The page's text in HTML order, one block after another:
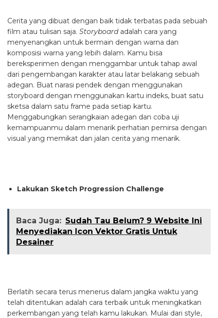
Cerita yang dibuat dengan baik tidak terbatas pada sebuah
film atau tulisan saja. Storyboard adalah cara yang
menyenangkan untuk bermain dengan warna dan
komposisi warna yang lebih dalam. Kamu bisa
bereksperimen dengan menggambar untuk tahap awal
dari pengembangan karakter atau latar belakang sebuah
adegan. Buat narasi pendek dengan menggunakan
storyboard dengan menggunakan kartu indeks, buat satu
sketsa dalam satu frame pada setiap kartu.
Menggabungkan serangkaian adegan dan coba uji
kemampuanmu dalam menarik perhatian pemirsa dengan
visual yang memikat dan jalan cerita yang menarik.
Lakukan Sketch Progression Challenge
Baca Juga: Sudah Tau Belum? 9 Website Ini
Menyediakan Icon Vektor Gratis Untuk
Desainer
Berlatih secara terus menerus dalam jangka waktu yang
telah ditentukan adalah cara terbaik untuk meningkatkan
perkembangan yang telah kamu lakukan. Mulai dari style,